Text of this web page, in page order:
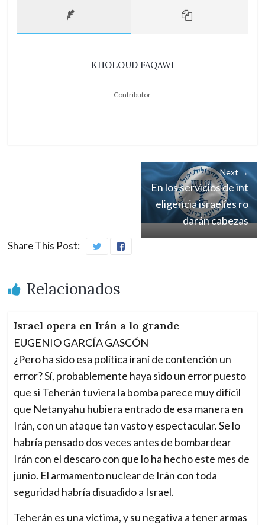
KHOLOUD FAQAWI
Contributor
Next →
En los servicios de int
eligencia israelíes ro
darán cabezas
Share This Post:
Relacionados
Israel opera en Irán a lo grande
EUGENIO GARCÍA GASCÓN
¿Pero ha sido esa política iraní de contención un
error? Sí, probablemente haya sido un error puesto
que si Teherán tuviera la bomba parece muy difícil
que Netanyahu hubiera entrado de esa manera en
Irán, con un ataque tan vasto y espectacular. Se lo
habría pensado dos veces antes de bombardear
Irán con el descaro con que lo ha hecho este mes de
junio. El armamento nuclear de Irán con toda
seguridad habría disuadido a Israel.
Teherán es una víctima, y su negativa a tener armas